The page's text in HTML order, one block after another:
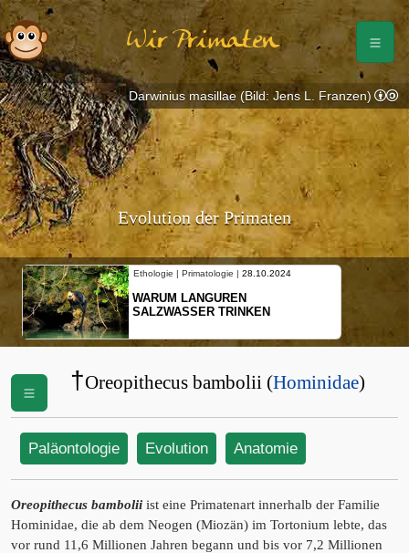
Wir Primaten
Evolution der Primaten
Ethologie | Primatologie | 28.10.2024
WARUM LANGUREN
SALZWASSER TRINKEN
Darwinius masillae (Bild: Jens L. Franzen)
†Oreopithecus bambolii (Hominidae)
Paläontologie Evolution Anatomie
Oreopithecus bambolii ist eine Primatenart innerhalb der Familie
Hominidae, die ab dem Neogen (Miozän) im Tortonium lebte, das
vor rund 11,6 Millionen Jahren begann und bis vor 7,2 Millionen